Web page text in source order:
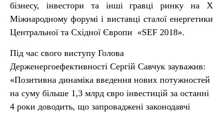
бізнесу, інвестори та інші гравці ринку на X
Мiжнародному форумі i виставці сталої енергетики
Центральної та Схiдної Європи «SEF 2018».
Під час свого виступу Голова
Держенергоефективності Сергій Савчук зауважив:
«Позитивна динаміка введення нових потужностей
на суму більше 1,3 млрд євро інвестицій за останні
4 роки доводить, що запроваджені законодавчі